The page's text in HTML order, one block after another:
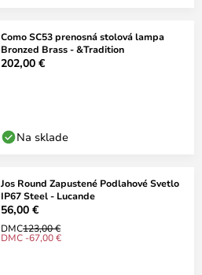
Como SC53 prenosná stolová lampa
Bronzed Brass - &Tradition
202,00 €
Na sklade
Jos Round Zapustené Podlahové Svetlo
IP67 Steel - Lucande
56,00 €
DMC123,00 €
DMC -67,00 €